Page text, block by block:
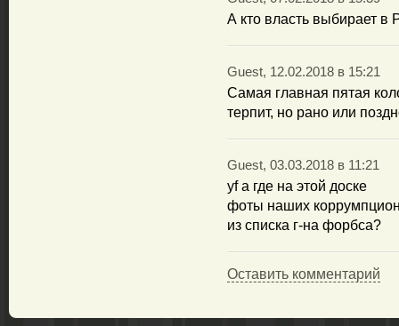
А кто власть выбирает в
Guest, 12.02.2018 в 15:21
Самая главная пятая
терпит, но рано или
Guest, 03.03.2018 в 11:21
yf а где на этой доске
фоты наших
из списка г-на форбса?
Оставить комментарий